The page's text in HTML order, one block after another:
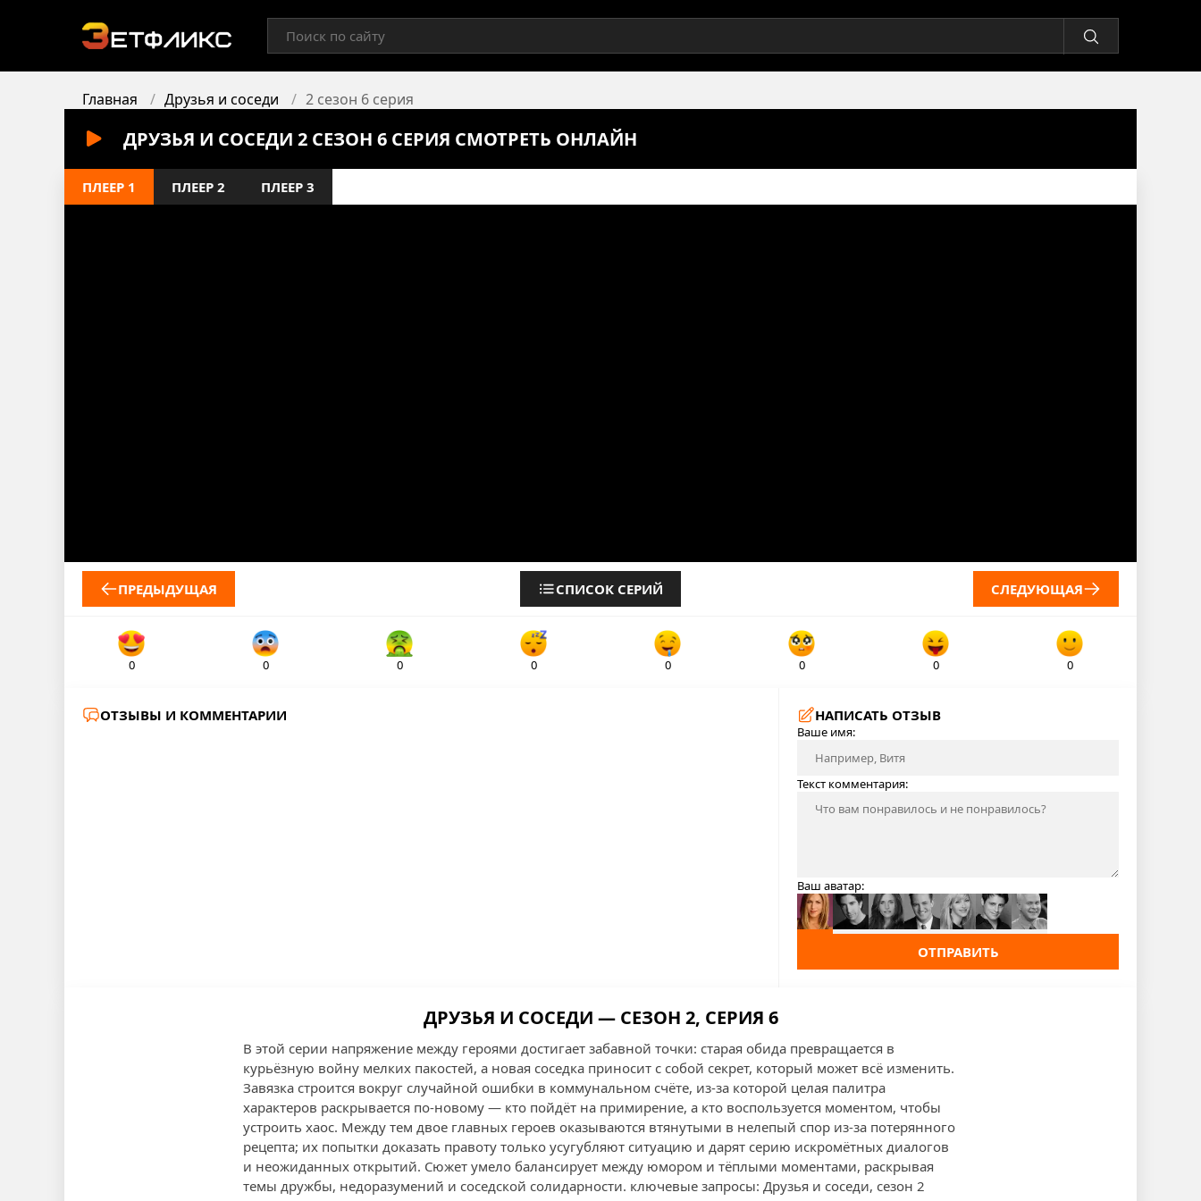
Главная Друзья и соседи 2 сезон 6 серия
ДРУЗЬЯ И СОСЕДИ 2 СЕЗОН 6 СЕРИЯ СМОТРЕТЬ ОНЛАЙН
ПЛЕЕР 1 ПЛЕЕР 2 ПЛЕЕР 3
ПРЕДЫДУЩАЯ СПИСОК СЕРИЙ СЛЕДУЮЩАЯ
0 0 0 0 0 0 0 0
ОТЗЫВЫ И КОММЕНТАРИИ НАПИСАТЬ ОТЗЫВ
Ваше имя:
Текст комментария:
Ваш аватар:
ОТПРАВИТЬ
ДРУЗЬЯ И СОСЕДИ — СЕЗОН 2, СЕРИЯ 6
В этой серии напряжение между героями достигает забавной точки: старая обида превращается в
курьёзную войну мелких пакостей, а новая соседка приносит с собой секрет, который может всё изменить.
Завязка строится вокруг случайной ошибки в коммунальном счёте, из-за которой целая палитра
характеров раскрывается по-новому — кто пойдёт на примирение, а кто воспользуется моментом, чтобы
устроить хаос. Между тем двое главных героев оказываются втянутыми в нелепый спор из-за потерянного
рецепта; их попытки доказать правоту только усугубляют ситуацию и дарят серию искромётных диалогов
и неожиданных открытий. Сюжет умело балансирует между юмором и тёплыми моментами, раскрывая
темы дружбы, недоразумений и соседской солидарности. ключевые запросы: Друзья и соседи, сезон 2